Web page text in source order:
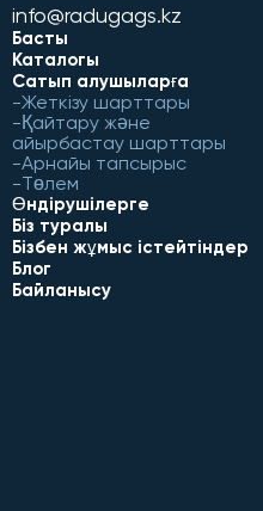
info@radugags.kz
Басты
Каталогы
Сатып алушыларға
Жеткізу шарттары
Қайтару және
айырбастау шарттары
Арнайы тапсырыс
Төлем
Өндірушілерге
Біз туралы
Бізбен жұмыс істейтіндер
Блог
Байланысу